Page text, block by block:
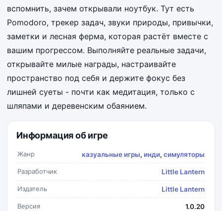
вспомнить, зачем открывали ноутбук. Тут есть
Pomodoro, трекер задач, звуки природы, привычки,
заметки и лесная ферма, которая растёт вместе с
вашим прогрессом. Выполняйте реальные задачи,
открывайте милые награды, настраивайте
пространство под себя и держите фокус без
лишней суеты - почти как медитация, только с
шляпами и деревенским обаянием.
Информация об игре
Жанр казуальные игры, инди, симуляторы
Разработчик Little Lantern
Издатель Little Lantern
Версия 1.0.20